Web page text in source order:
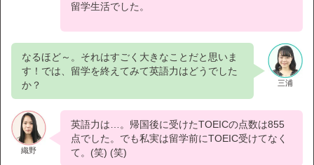
留学生活でした。
三浦
なるほど～。それはすごく大きなことだと思いま
す！では、留学を終えてみて英語力はどうでした
か？
織野
英語力は…。帰国後に受けたTOEICの点数は855
点でした。でも私実は留学前にTOEIC受けてなく
て。(笑) (笑)